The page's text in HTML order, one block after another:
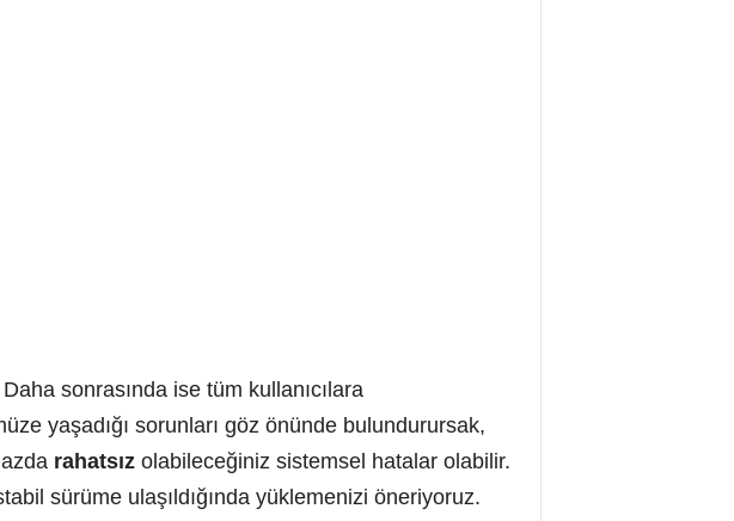
sonrasında ise tüm kullanıcılara
yaşadığı sorunları göz önünde bulundurursak,
rahatsızolabileceğiniz sistemsel hatalar olabilir.
sürüme ulaşıldığında yüklemenizi öneriyoruz.